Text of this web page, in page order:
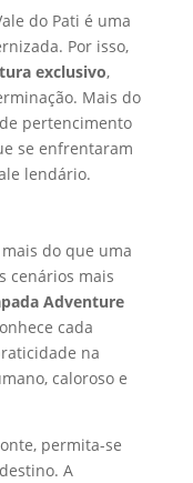
do Pati é uma
Por isso,
exclusivo,
Mais do
pertencimento
se enfrentaram
lendário.
do que uma
cenários mais
Adventure
cada
na
caloroso e
permita-se
A